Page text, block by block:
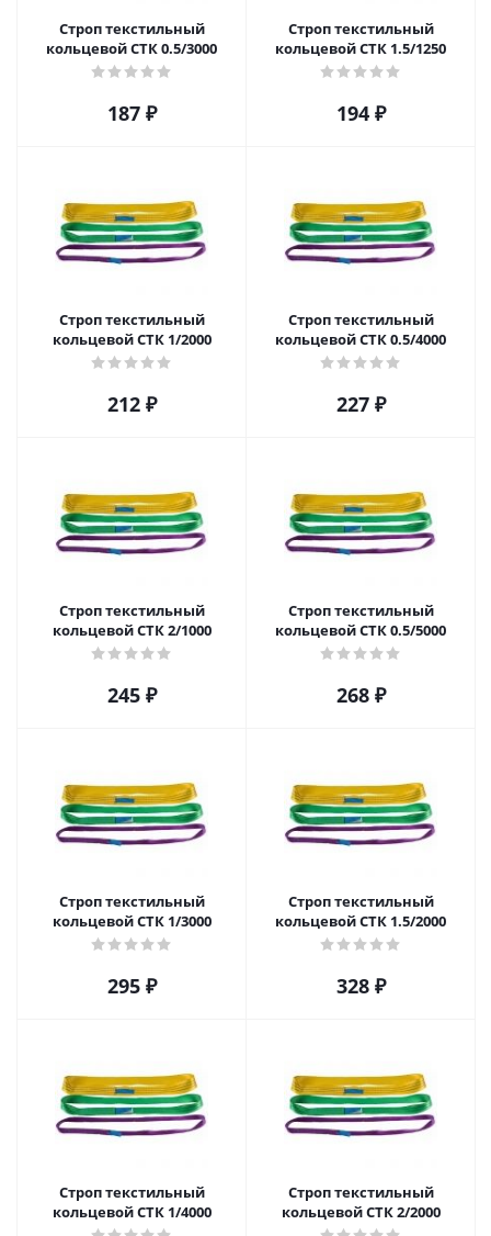
Строп текстильный
кольцевой СТК 0.5/3000
187₽
Строп текстильный
кольцевой СТК 1.5/1250
194₽
Строп текстильный
кольцевой СТК 1/2000
212₽
Строп текстильный
кольцевой СТК 0.5/4000
227₽
Строп текстильный
кольцевой СТК 2/1000
245₽
Строп текстильный
кольцевой СТК 0.5/5000
268₽
Строп текстильный
кольцевой СТК 1/3000
295₽
Строп текстильный
кольцевой СТК 1.5/2000
328₽
Строп текстильный
кольцевой СТК 1/4000
Строп текстильный
кольцевой СТК 2/2000